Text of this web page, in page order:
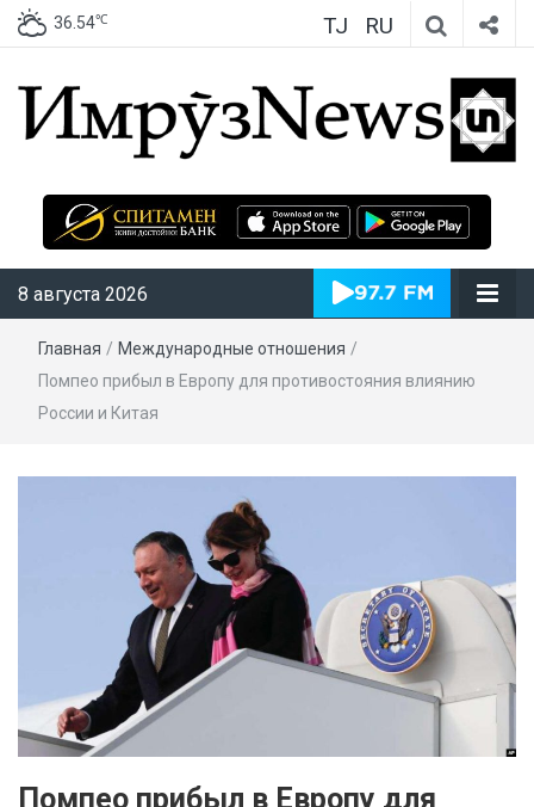
36.54℃ TJ RU
ИмрӯзNews
8 августа 2026
Главная / Международные отношения /
Помпео прибыл в Европу для противостояния влиянию
России и Китая
Помпео прибыл в Европу для